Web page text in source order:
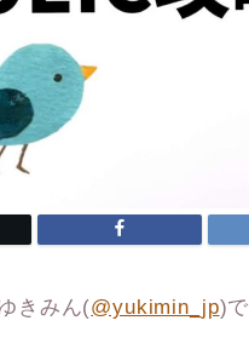
きみん(@yukimin_jp)